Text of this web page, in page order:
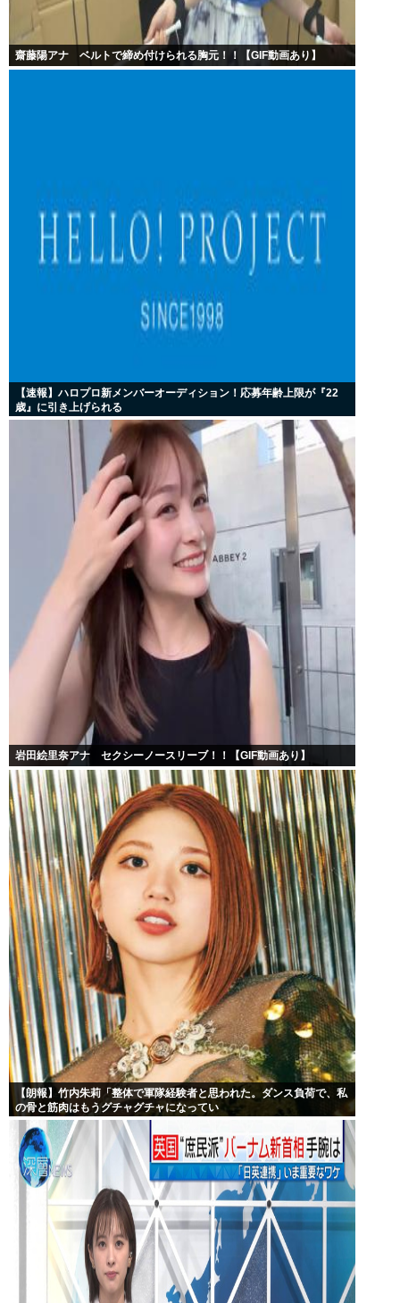
齋藤陽アナ ベルトで締め付けられる胸元！！【GIF動画あり】
【速報】ハロプロ新メンバーオーディション！応募年齢上限が『22
歳』に引き上げられる
岩田絵里奈アナ セクシーノースリーブ！！【GIF動画あり】
【朗報】竹内朱莉「整体で軍隊経験者と思われた。ダンス負荷で、私
の骨と筋肉はもうグチャグチャになってい